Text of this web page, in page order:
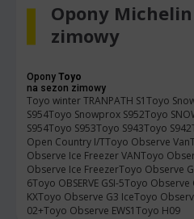
Opony
zimowy
Opony Toyo
na sezon zimowy
Toyo winter TRANPATH S1Toyo
S954Toyo Snowprox S952Toyo
S954Toyo S953Toyo S943Toyo S942
Open Country I/TToyo Observe Van
Observe Ice Freezer VANToyo
Observe Ice FreezerToyo Observe
6Toyo OBSERVE GSI-5Toyo Observe
KXToyo Observe G3 IceToyo
02+Toyo Observe EWS1Toyo H09